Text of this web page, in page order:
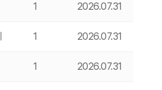
1 2026.07.31
1 2026.07.31
1 2026.07.31